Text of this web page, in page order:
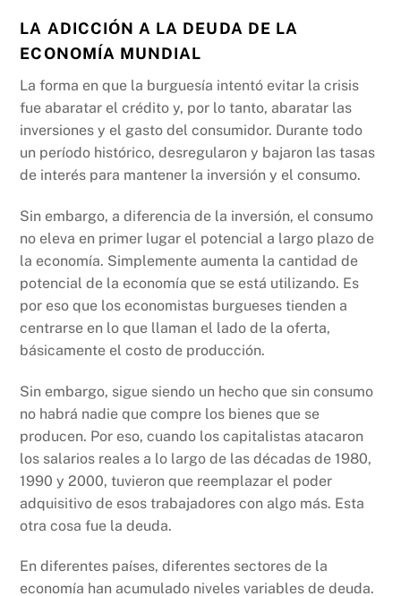
LA ADICCIÓN A LA DEUDA DE LA
ECONOMÍA MUNDIAL
La forma en que la burguesía intentó evitar la crisis
fue abaratar el crédito y, por lo tanto, abaratar las
inversiones y el gasto del consumidor. Durante todo
un período histórico, desregularon y bajaron las tasas
de interés para mantener la inversión y el consumo.
Sin embargo, a diferencia de la inversión, el consumo
no eleva en primer lugar el potencial a largo plazo de
la economía. Simplemente aumenta la cantidad de
potencial de la economía que se está utilizando. Es
por eso que los economistas burgueses tienden a
centrarse en lo que llaman el lado de la oferta,
básicamente el costo de producción.
Sin embargo, sigue siendo un hecho que sin consumo
no habrá nadie que compre los bienes que se
producen. Por eso, cuando los capitalistas atacaron
los salarios reales a lo largo de las décadas de 1980,
1990 y 2000, tuvieron que reemplazar el poder
adquisitivo de esos trabajadores con algo más. Esta
otra cosa fue la deuda.
En diferentes países, diferentes sectores de la
economía han acumulado niveles variables de deuda.